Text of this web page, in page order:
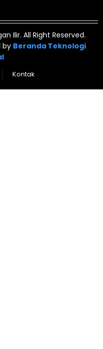
Ilir. All Right Reserved.
by Beranda Teknologi
Kontak